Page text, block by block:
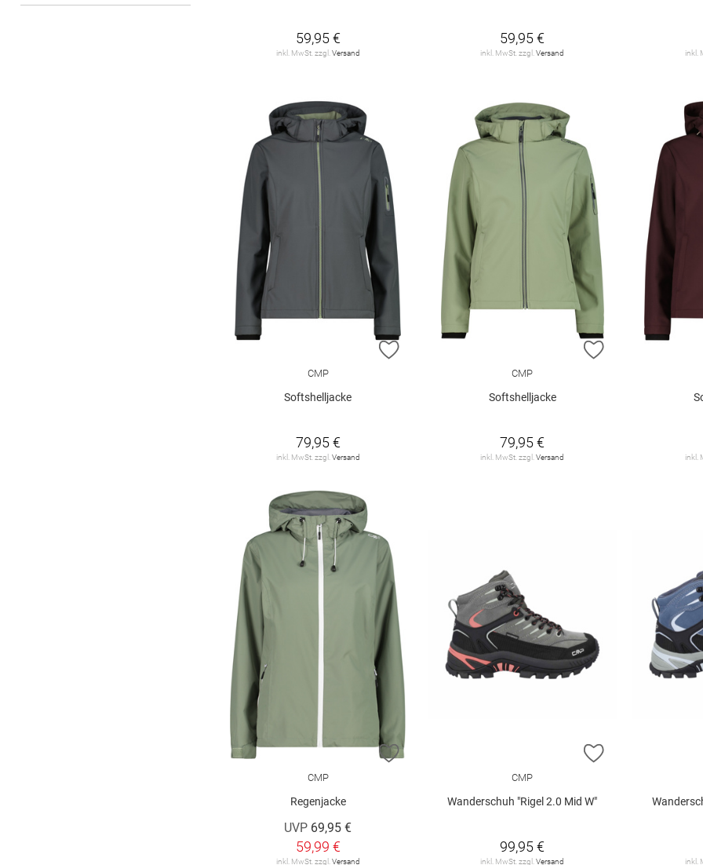
59,95 €
inkl. MwSt. zzgl. Versand
59,95 €
inkl. MwSt. zzgl.Versand inkl.
ZUR WUNSCHLISTE HINZUFÜGEN
CMP
Softshelljacke
79,95 €
inkl. MwSt. zzgl. Versand
ZUR
CMP
Softshelljacke
79,95 €
inkl. MwSt. zzgl.Versand inkl.
ZUR WUNSCHLISTE HINZUFÜGEN
CMP
Regenjacke
UVP 69,95 €
59,99 €
inkl. MwSt. zzgl. Versand
ZUR
CMP
Wanderschuh "Rigel 2.0 Mid W"
99,95 €
inkl. MwSt. zzgl.Versand inkl.